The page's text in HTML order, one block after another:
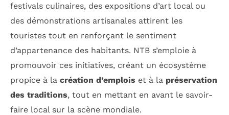
festivals culinaires, des expositions d’art local ou
des démonstrations artisanales attirent les
touristes tout en renforçant le sentiment
d’appartenance des habitants. NTB s’emploie à
promouvoir ces initiatives, créant un écosystème
propice à la création d’emplois et à la préservation
des traditions, tout en mettant en avant le savoir-
faire local sur la scène mondiale.